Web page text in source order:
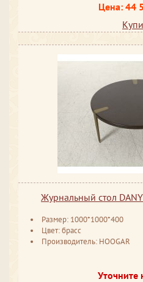
Цена: 44
Журнальный стол
Размер: 1000*1000*400
Цвет: брасс
Производитель: HOOGAR
Уточните